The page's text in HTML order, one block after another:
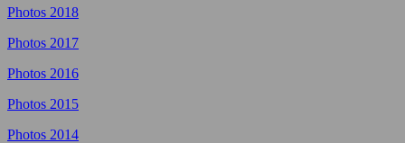
Photos 2018
Photos 2017
Photos 2016
Photos 2015
Photos 2014